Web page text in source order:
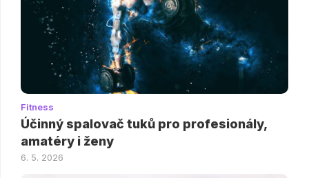
Fitness
Účinný spalovač tuků pro profesionály,
amatéry i ženy
6. 5. 2026